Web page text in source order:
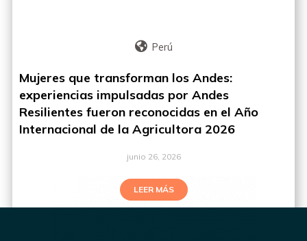
Perú
Mujeres que transforman los Andes:
experiencias impulsadas por Andes
Resilientes fueron reconocidas en el Año
Internacional de la Agricultora 2026
junio 26, 2026
LEER MÁS